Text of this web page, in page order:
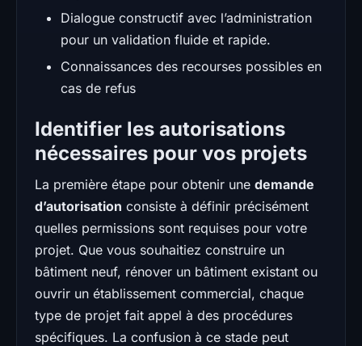
Dialogue constructif avec l’administration
pour un validation fluide et rapide.
Connaissances des recourses possibles en
cas de refus
Identifier les autorisations
nécessaires pour vos projets
La première étape pour obtenir une demande
d’autorisation consiste à définir précisément
quelles permissions sont requises pour votre
projet. Que vous souhaitiez construire un
bâtiment neuf, rénover un bâtiment existant ou
ouvrir un établissement commercial, chaque
type de projet fait appel à des procédures
spécifiques. La confusion à ce stade peut